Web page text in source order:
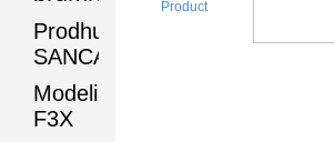
Prodhuesi:
SANCASSIANO
Modeli:
F3X
Product